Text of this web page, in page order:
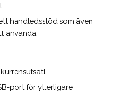
handledsstöd som även
använda.
port för ytterligare